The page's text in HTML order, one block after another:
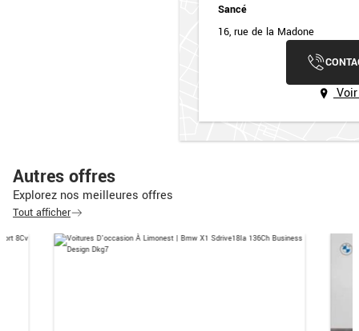
Sancé
16, rue de la Madone
Autres offres
Explorez nos meilleures offres
Tout afficher